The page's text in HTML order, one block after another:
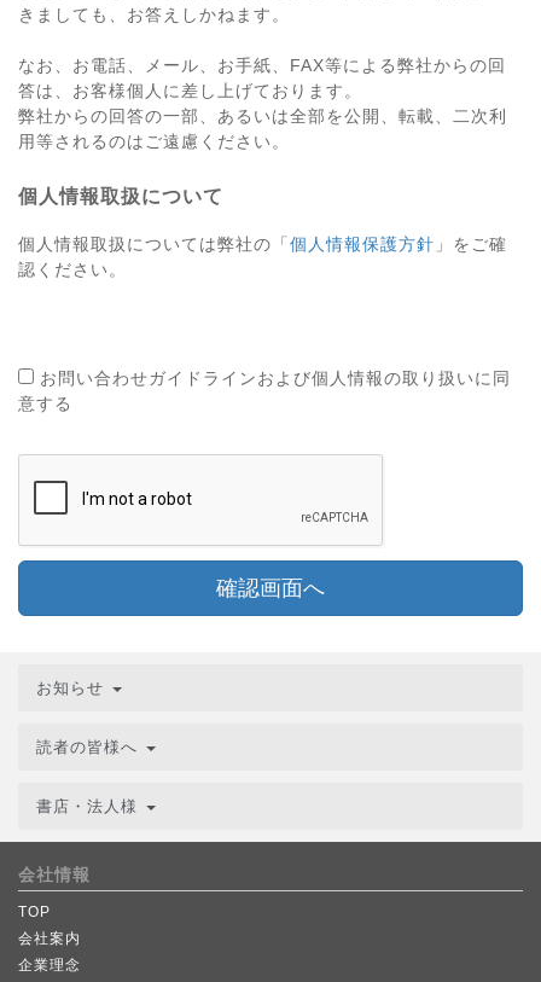
きましても、お答えしかねます。
なお、お電話、メール、お手紙、FAX等による弊社からの回
答は、お客様個人に差し上げております。
弊社からの回答の一部、あるいは全部を公開、転載、二次利
用等されるのはご遠慮ください。
個人情報取扱について
個人情報取扱については弊社の「 個人情報保護方針 」をご確
認ください。
お問い合わせガイドラインおよび個人情報の取り扱いに同
意する
確認画面へ
お知らせ
読者の皆様へ
書店・法人様
会社情報
TOP
会社案内
企業理念